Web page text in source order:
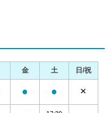
金 土
日/祝
● ● ×